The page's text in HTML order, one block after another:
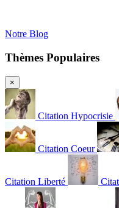
Notre Blog
Thèmes Populaires
×
Citation Hypocrisie
Citation Coeur
Citation Liberté